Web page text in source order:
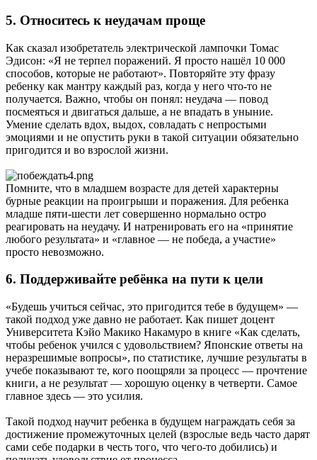
5. Относитесь к неудачам проще
Как сказал изобретатель электрической лампочки Томас
Эдисон: «Я не терпел поражений. Я просто нашёл 10 000
способов, которые не работают». Повторяйте эту фразу
ребенку как мантру каждый раз, когда у него что-то не
получается. Важно, чтобы он понял: неудача — повод
посмеяться и двигаться дальше, а не впадать в уныние.
Умение сделать вдох, выдох, совладать с непростыми
эмоциями и не опустить руки в такой ситуации обязательно
пригодится и во взрослой жизни.
Помните, что в младшем возрасте для детей характерны
бурные реакции на проигрыши и поражения. Для ребенка
младше пяти-шести лет совершенно нормально остро
реагировать на неудачу. И натренировать его на «принятие
любого результата» и «главное — не победа, а участие»
просто невозможно.
6. Поддерживайте ребёнка на пути к цели
«Будешь учиться сейчас, это пригодится тебе в будущем» —
такой подход уже давно не работает. Как пишет доцент
Университета Кэйо Макико Накамуро в книге «Как сделать,
чтобы ребенок учился с удовольствием? Японские ответы на
неразрешимые вопросы», по статистике, лучшие результаты в
учебе показывают те, кого поощряли за процесс — прочтение
книги, а не результат — хорошую оценку в четверти. Самое
главное здесь — это усилия.
Такой подход научит ребенка в будущем награждать себя за
достижение промежуточных целей (взрослые ведь часто дарят
сами себе подарки в честь того, что чего-то добились) и